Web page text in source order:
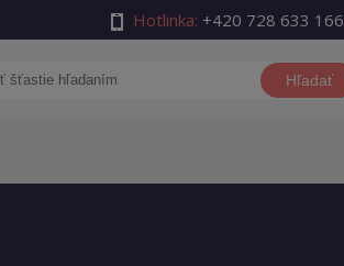
Hotlinka: +420 728 633 166
Hľadať